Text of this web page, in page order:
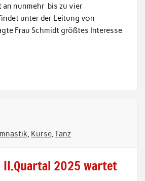
nunmehr bis zu vier
unter der Leitung von
Frau Schmidt größtes Interesse
, Kurse,Tanz
II.Quartal 2025 wartet